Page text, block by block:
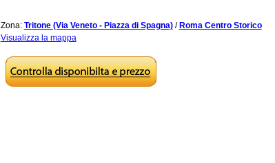
Zona: Tritone (Via Veneto - Piazza di Spagna)/ Roma Centro Storico
Visualizza la mappa